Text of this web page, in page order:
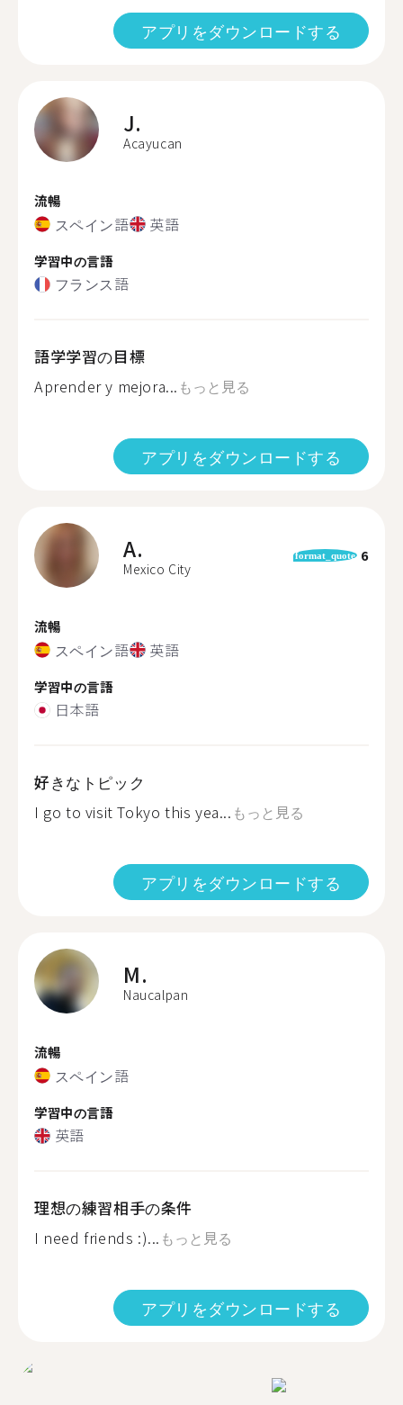
アプリをダウンロードする
J.
Acayucan
流暢
スペイン語 英語
学習中の言語
フランス語
語学学習の目標
Aprender y mejora... もっと見る
アプリをダウンロードする
A.
Mexico City
format_quote 6
流暢
スペイン語 英語
学習中の言語
日本語
好きなトピック
I go to visit Tokyo this yea... もっと見る
アプリをダウンロードする
M.
Naucalpan
流暢
スペイン語
学習中の言語
英語
理想の練習相手の条件
I need friends :)... もっと見る
アプリをダウンロードする